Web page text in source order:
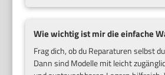
Wie wichtig ist mir die einfache
Frag dich, ob du Reparaturen selbst
Dann sind Modelle mit leicht